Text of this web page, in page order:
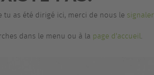
as été dirigé ici, merci de nous le signaler
dans le menu ou à la page d'accueil.